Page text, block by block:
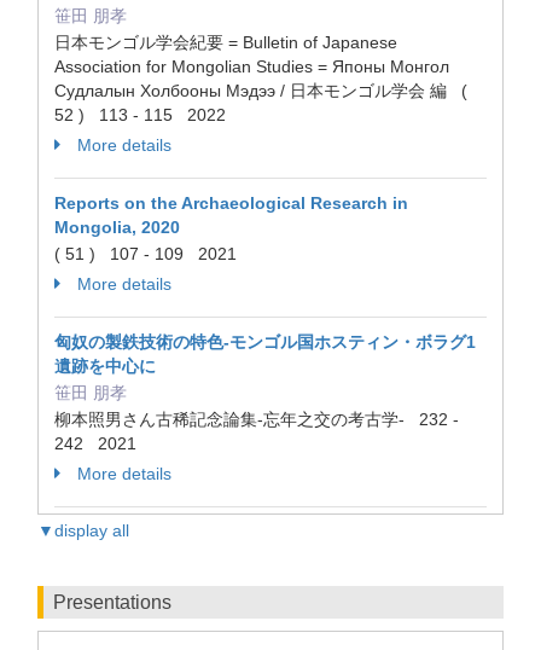
笹田 朋孝
日本モンゴル学会紀要 = Bulletin of Japanese
Association for Mongolian Studies = Японы Монгол
Судлалын Холбооны Мэдээ / 日本モンゴル学会 編 (
52 ) 113 - 115 2022
More details
Reports on the Archaeological Research in
Mongolia, 2020
( 51 ) 107 - 109 2021
More details
匈奴の製鉄技術の特色-モンゴル国ホスティン・ボラグ1
遺跡を中心に
笹田 朋孝
柳本照男さん古稀記念論集-忘年之交の考古学- 232 -
242 2021
More details
▼display all
Presentations